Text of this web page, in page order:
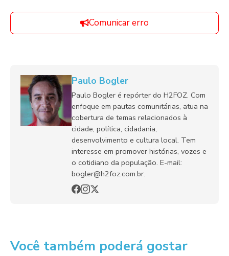
Comunicar erro
Paulo Bogler
Paulo Bogler é repórter do H2FOZ. Com
enfoque em pautas comunitárias, atua na
cobertura de temas relacionados à
cidade, política, cidadania,
desenvolvimento e cultura local. Tem
interesse em promover histórias, vozes e
o cotidiano da população. E-mail:
bogler@h2foz.com.br.
Você também poderá gostar